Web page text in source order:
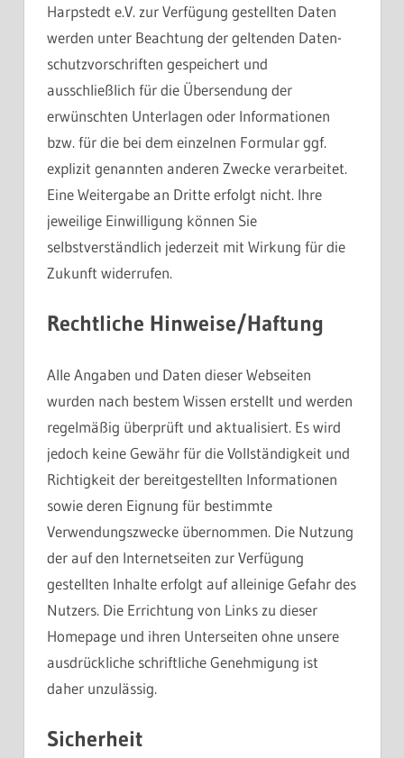
Harpstedt e.V. zur Verfügung gestellten Daten
werden unter Beachtung der geltenden Daten-
schutzvorschriften gespeichert und
ausschließlich für die Übersendung der
erwünschten Unterlagen oder Informationen
bzw. für die bei dem einzelnen Formular ggf.
explizit genannten anderen Zwecke verarbeitet.
Eine Weitergabe an Dritte erfolgt nicht. Ihre
jeweilige Einwilligung können Sie
selbstverständlich jederzeit mit Wirkung für die
Zukunft widerrufen.
Rechtliche Hinweise/Haftung
Alle Angaben und Daten dieser Webseiten
wurden nach bestem Wissen erstellt und werden
regelmäßig überprüft und aktualisiert. Es wird
jedoch keine Gewähr für die Vollständigkeit und
Richtigkeit der bereitgestellten Informationen
sowie deren Eignung für bestimmte
Verwendungszwecke übernommen. Die Nutzung
der auf den Internetseiten zur Verfügung
gestellten Inhalte erfolgt auf alleinige Gefahr des
Nutzers. Die Errichtung von Links zu dieser
Homepage und ihren Unterseiten ohne unsere
ausdrückliche schriftliche Genehmigung ist
daher unzulässig.
Sicherheit